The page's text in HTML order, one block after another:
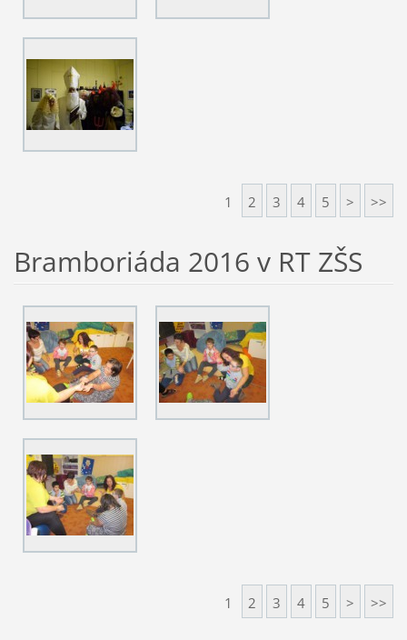
1 2 3 4 5 > >>
Bramboriáda 2016 v RT ZŠS
1 2 3 4 5 > >>